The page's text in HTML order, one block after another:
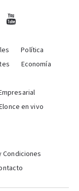
Política
Economía
en vivo
Condiciones